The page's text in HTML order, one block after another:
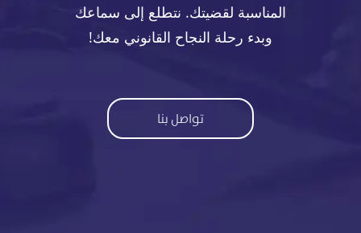
المناسبة لقضيتك. نتطلع إلى سماعك
وبدء رحلة النجاح القانوني معك!
تواصل بنا